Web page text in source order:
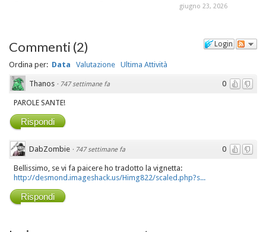
giugno 23, 2026
Login
Commenti (2)
Ordina per: Data Valutazione Ultima Attività
0
Thanos · 747 settimane fa
PAROLE SANTE!
Rispondi
0
DabZombie · 747 settimane fa
Bellissimo, se vi fa paicere ho tradotto la vignetta:
http://desmond.imageshack.us/Himg822/scaled.php?s...
Rispondi